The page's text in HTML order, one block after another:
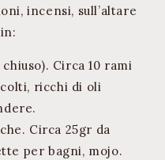
incensi, sull’altare
Circa 10 rami
ricchi di oli
Circa 25gr da
per bagni, mojo.